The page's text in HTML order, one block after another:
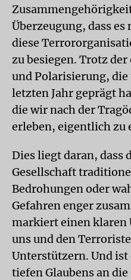
Überzeugung, dass
diese
zu besiegen. Trotz
und Polarisierung, die
letzten Jahr geprägt
die wir nach der
erleben, eigentlich zu
Dies liegt daran, dass
Gesellschaft
Bedrohungen oder
Gefahren enger
markiert einen klaren
uns und den
Unterstützern. Und ist
tiefen Glaubens an